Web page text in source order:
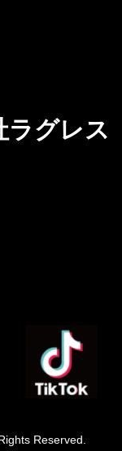
ラグレス
Reserved.